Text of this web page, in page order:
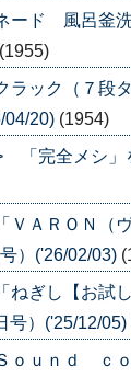
ード 風呂釜
(1955)
ラック（７段
04/20) (1954)
「完全メシ」
ＶＡＲＯＮ（
）('26/02/03)
ねぎし【お試
号）('25/12/05)
ｏｕｎｄ